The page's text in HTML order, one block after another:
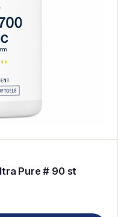
Pure # 90 st